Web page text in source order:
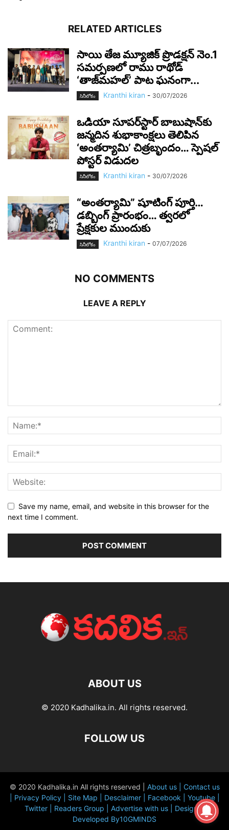
RELATED ARTICLES
సాయి తేజ మ్యూజిక్ ప్రొడక్షన్ నెం.1
సమర్పణలో రాము రాథోడ్
‘తాజ్‌మహల్’ పాట ఘనంగా...
సినీలోకం Kranthi kiran - 30/07/2026
ఒడియా సూపర్‌స్టార్ బాబుషాన్‌కు
జన్మదిన శుభాకాంక్షలు తెలిపిన
‘అంతర్యామి’ చిత్రబృందం… స్పెషల్
పోస్టర్ విడుదల
సినీలోకం Kranthi kiran - 30/07/2026
“అంతర్యామి” షూటింగ్ పూర్తి…
డబ్బింగ్ ప్రారంభం… త్వరలో
ప్రేక్షకుల ముందుకు
సినీలోకం Kranthi kiran - 07/07/2026
NO COMMENTS
LEAVE A REPLY
Save my name, email, and website in this browser for the
next time I comment.
ABOUT US
© 2020 Kadhalika.in. All rights reserved.
FOLLOW US
© 2020 Kadhalika.in All rights reserved | About us | Contact us
Privacy Policy | Site Map | Desclaimer | Facebook | Youtube |
Twitter | Readers Group | Advertise with us | Design &
Developed By10GMINDS